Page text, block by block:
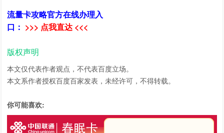
流量卡攻略官方在线办理入
口： >>> 点我直达 <<<
版权声明
本文仅代表作者观点，不代表百度立场。
本文系作者授权百度百家发表，未经许可，不得转载。
你可能喜欢: